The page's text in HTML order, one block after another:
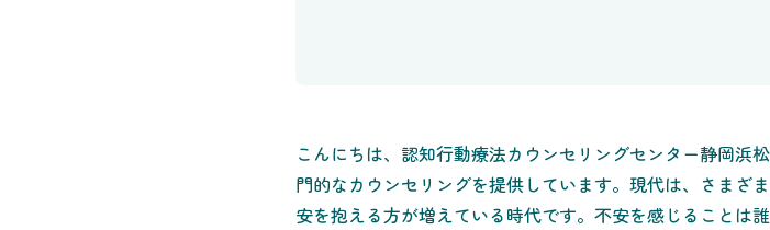
こんにちは、認知行動療法カウンセリングセンター静岡浜
門的なカウンセリングを提供しています。現代は、さまざ
安を抱える方が増えている時代です。不安を感じることは